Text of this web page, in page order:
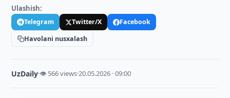
Ulashish:
Telegram Twitter/X
Facebook
Havolani nusxalash
UzDaily·👁 566 views·20.05.2026 · 09:00